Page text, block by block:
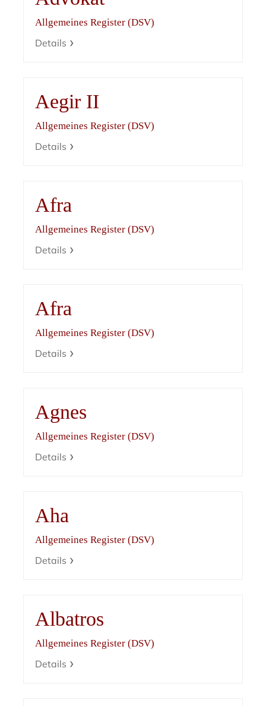
Allgemeines Register (DSV)
Details
Aegir II
Allgemeines Register (DSV)
Details
Afra
Allgemeines Register (DSV)
Details
Afra
Allgemeines Register (DSV)
Details
Agnes
Allgemeines Register (DSV)
Details
Aha
Allgemeines Register (DSV)
Details
Albatros
Allgemeines Register (DSV)
Details